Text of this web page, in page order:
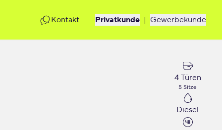
Kontakt Privatkunde | Gewerbekunde
4 Türen
5 Sitze
Diesel